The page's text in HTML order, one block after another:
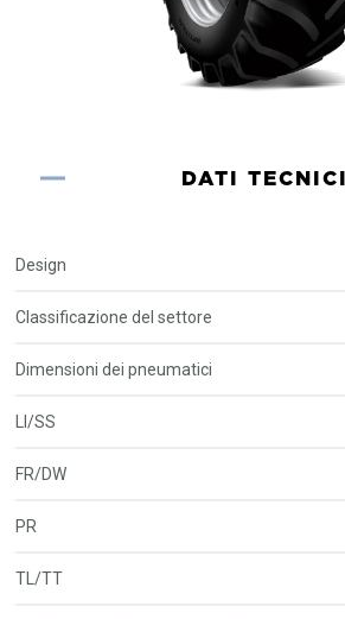
DATI TECNICI
Design
Classificazione del settore
Dimensioni dei pneumatici
LI/SS
FR/DW
PR
TL/TT